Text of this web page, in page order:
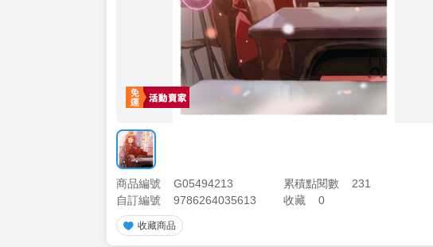
商品編號 G05494213 累積點閱數
231
自訂編號
9786264035613 收藏 0
收藏商品